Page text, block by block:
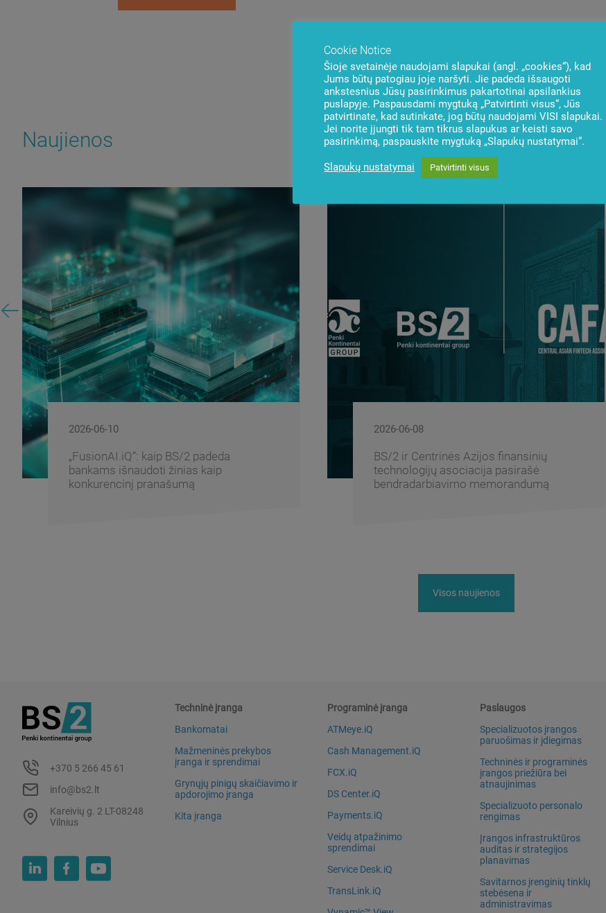
Naujienos
2026-06-10
„FusionAI.iQ“: kaip BS/2 padeda
bankams išnaudoti žinias kaip
konkurencinį pranašumą
2026-06-08
BS/2 ir Centrinės Azijos finansinių
technologijų asociacija pasirašė
bendradarbiavimo memorandumą
Visos naujienos
+370 5 266 45 61
info@bs2.lt
Kareivių g. 2 LT-08248
Vilnius
Techninė įranga
Bankomatai
Mažmeninės prekybos
įranga ir sprendimai
Grynųjų pinigų skaičiavimo ir
apdorojimo įranga
Kita įranga
Programinė įranga
ATMeye.iQ
Cash Management.iQ
FCX.iQ
DS Center.iQ
Payments.iQ
Veidų atpažinimo
sprendimai
Service Desk.iQ
TransLink.iQ
Paslaugos
Specializuotos įrangos
paruošimas ir įdiegimas
Techninės ir programinės
įrangos priežiūra bei
atnaujinimas
Specializuoto personalo
rengimas
Įrangos infrastruktūros
auditas ir strategijos
planavimas
Savitarnos įrenginių tinklų
stebėsena ir
administravimas
Cookie Notice
Šioje svetainėje naudojami slapukai (angl. „cookies“), kad
Jums būtų patogiau joje naršyti. Jie padeda išsaugoti
ankstesnius Jūsų pasirinkimus pakartotinai apsilankius
puslapyje. Paspausdami mygtuką „Patvirtinti visus“, Jūs
patvirtinate, kad sutinkate, jog būtų naudojami VISI slapukai.
Jei norite įjungti tik tam tikrus slapukus ar keisti savo
pasirinkimą, paspauskite mygtuką „Slapukų nustatymai“.
Slapukų nustatymai Patvirtinti visus